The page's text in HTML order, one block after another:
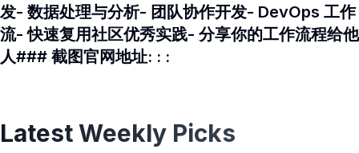
发- 数据处理与分析- 团队协作开发- DevOps 工作
流- 快速复用社区优秀实践- 分享你的工作流程给他
人### 截图官网地址: : :
Latest Weekly Picks